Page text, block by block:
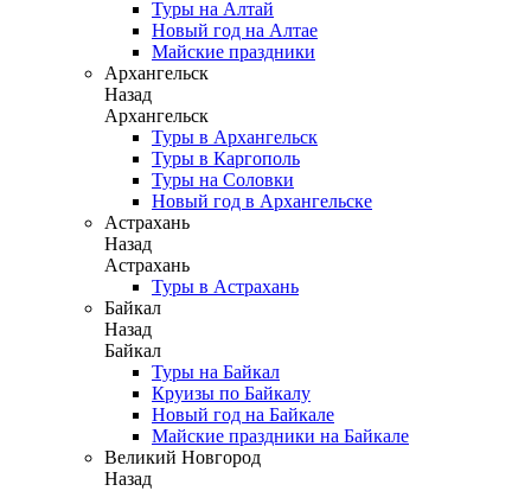
Туры на Алтай
Новый год на Алтае
Майские праздники
Архангельск
Назад
Архангельск
Туры в Архангельск
Туры в Каргополь
Туры на Соловки
Новый год в Архангельске
Астрахань
Назад
Астрахань
Туры в Астрахань
Байкал
Назад
Байкал
Туры на Байкал
Круизы по Байкалу
Новый год на Байкале
Майские праздники на Байкале
Великий Новгород
Назад